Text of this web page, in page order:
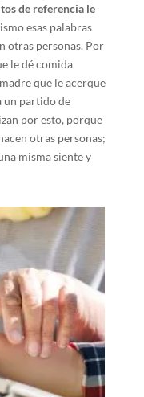
de referencia le
esas palabras
otras personas. Por
le dé comida
que le acerque
un partido de
por esto, porque
otras personas;
misma siente y